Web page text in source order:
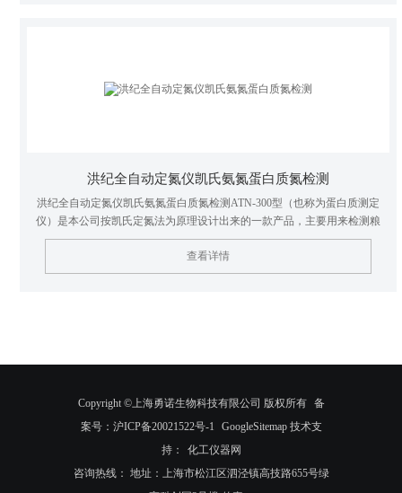
洪纪全自动定氮仪凯氏氨氮蛋白质氮检测
洪纪全自动定氮仪凯氏氨氮蛋白质氮检测ATN-300型（也称为蛋白质测定
仪）是本公司按凯氏定氮法为原理设计出来的一款产品，主要用来检测粮
食、食品、乳制品、饮料、饲料、土壤、水、药物、沉淀物和化学品等中的
氨氮、蛋白质氮等含量。检测方法符合国标、AOAC、ISO等
查看详情
Copyright ©上海勇诺生物科技有限公司 版权所有 备
案号：沪ICP备20021522号-1
GoogleSitemap技术支
持：
化工仪器网
咨询热线： 地址：上海市松江区泗泾镇高技路655号绿